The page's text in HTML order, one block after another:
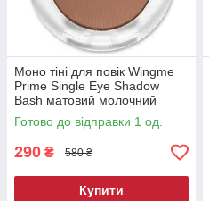
Моно тіні для повік Wingme
Prime Single Eye Shadow
Bash матовий молочний
шоколад 2 г
Готово до відправки 1 од.
290 ₴ 580 ₴
Купити